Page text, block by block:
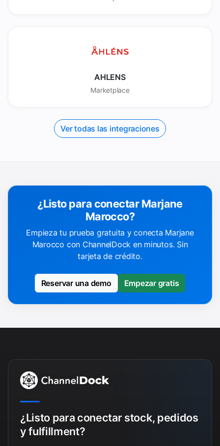
AHLENS
Marketplace
Ver todas las integraciones
¿Listo para conectar Marjane
Marocco?
Empieza tu prueba gratuita y conecta Marjane
Marocco con ChannelDock en minutos. Sin
tarjeta de crédito.
Reservar una demo Empezar gratis
¿Listo para conectar stock, pedidos
y fulfillment?